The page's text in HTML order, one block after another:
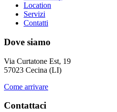
Location
Servizi
Contatti
Dove siamo
Via Curtatone Est, 19
57023 Cecina (LI)
Come arrivare
Contattaci